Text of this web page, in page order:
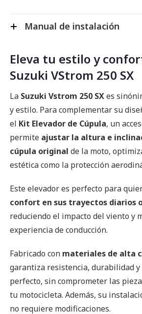
Manual de instalación
Eleva tu estilo y
Suzuki VStrom 250 SX
La Suzuki Vstrom 250 SXes
y estilo. Para complementar su
el Kit Elevador de Cúpula, un
permite ajustar la altura e
cúpula original de la moto,
estética como la protección
Este elevador es perfecto para
confort en sus trayectos diarios
reduciendo el impacto del viento y
experiencia de conducción.
Fabricado con materiales de alta
garantiza resistencia, durabilidad
perfecto, sin comprometer las
tu motocicleta. Además, su
no requiere modificaciones.